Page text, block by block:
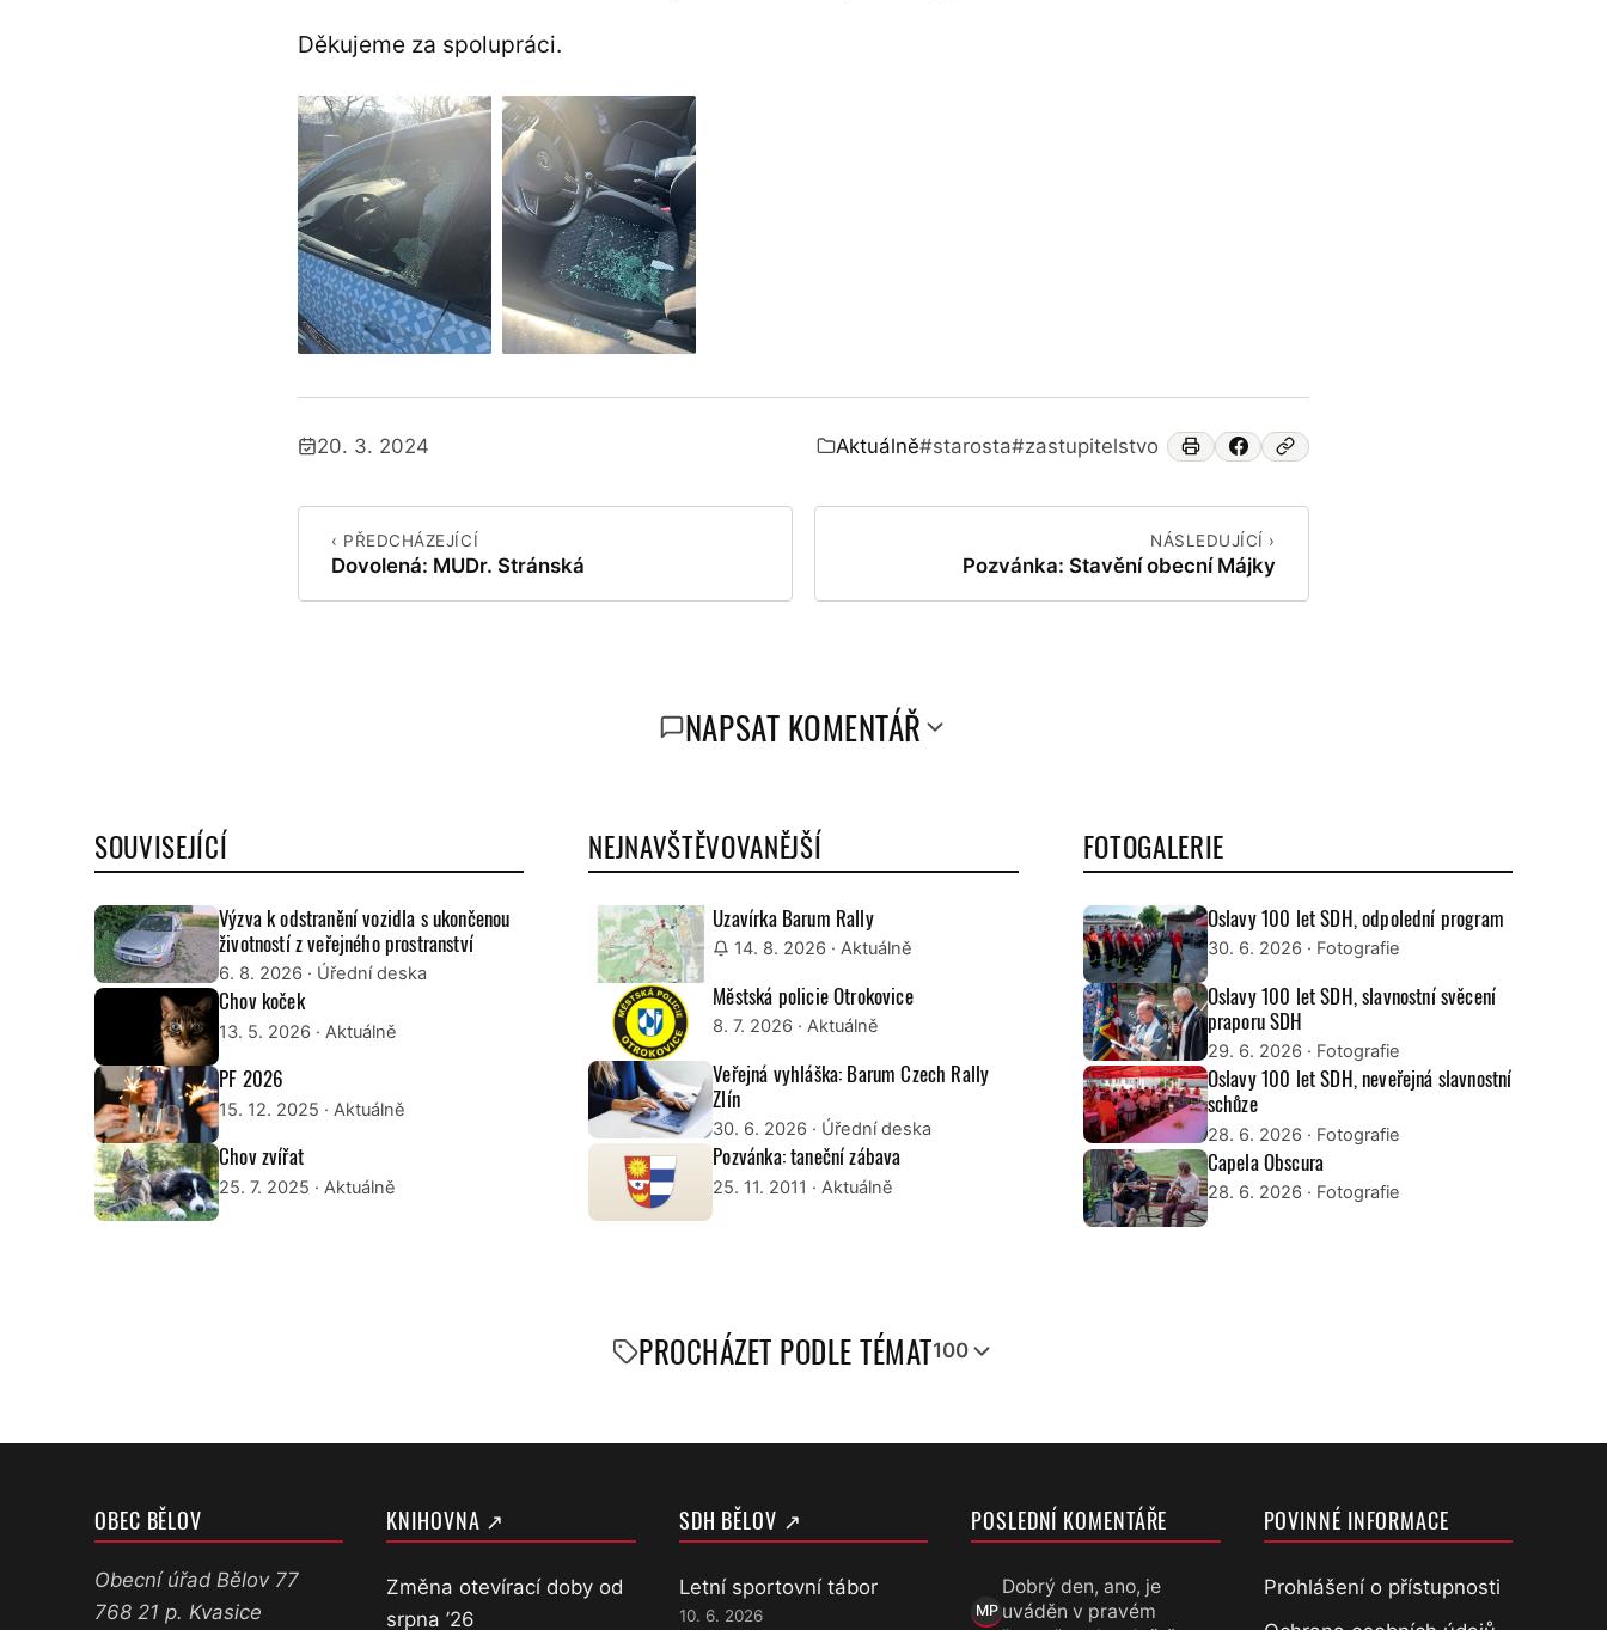
Děkujeme za spolupráci.
Publikováno:
20. 3. 2024
Zařazeno v:
Aktuálně#starosta#zastupitelstvo
‹ PŘEDCHÁZEJÍCÍ
Dovolená: MUDr. Stránská
NÁSLEDUJÍCÍ ›
Pozvánka: Stavění obecní Májky
NAPSAT KOMENTÁŘ
SOUVISEJÍCÍ
Výzva k odstranění vozidla s ukončenou
životností z veřejného prostranství
6. 8. 2026 · Úřední deska
Chov koček
13. 5. 2026 · Aktuálně
PF 2026
15. 12. 2025 · Aktuálně
Chov zvířat
25. 7. 2025 · Aktuálně
NEJNAVŠTĚVOVANĚJŠÍ
Uzavírka Barum Rally
14. 8. 2026 · Aktuálně
Městská policie Otrokovice
8. 7. 2026 · Aktuálně
Veřejná vyhláška: Barum Czech Rally
Zlín
30. 6. 2026 · Úřední deska
Pozvánka: taneční zábava
25. 11. 2011 · Aktuálně
FOTOGALERIE
Oslavy 100 let SDH, odpolední program
30. 6. 2026 · Fotografie
Oslavy 100 let SDH, slavnostní svěcení
praporu SDH
29. 6. 2026 · Fotografie
Oslavy 100 let SDH, neveřejná slavnostní
schůze
28. 6. 2026 · Fotografie
Capela Obscura
28. 6. 2026 · Fotografie
PROCHÁZET PODLE TÉMAT100
OBEC BĚLOV
Obecní úřad Bělov 77
768 21 p. Kvasice
KNIHOVNA ↗
Změna otevírací doby od
srpna ’26
SDH BĚLOV ↗
Letní sportovní tábor
10. 6. 2026
POSLEDNÍ KOMENTÁŘE
MP
Marek Přecechtěl
Dobrý den, ano, je
uváděn v pravém
POVINNÉ INFORMACE
Prohlášení o přístupnosti